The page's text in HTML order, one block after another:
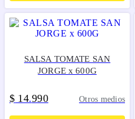
SALSA TOMATE SAN
JORGE x 600G
$ 14.990 Otros medios